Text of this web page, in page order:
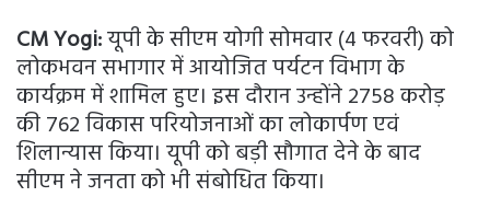
CM Yogi:यूपी के सीएम योगी सोमवार (4 फरवरी) को
लोकभवन सभागार में आयोजित पर्यटन विभाग के
कार्यक्रम में शामिल हुए। इस दौरान उन्होंने 2758 करोड़
की 762 विकास परियोजनाओं का लोकार्पण एवं
शिलान्यास किया। यूपी को बड़ी सौगात देने के बाद
सीएम ने जनता को भी संबोधित किया।